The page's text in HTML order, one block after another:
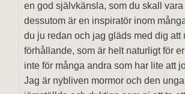
en god självkänsla, som du skall vara
dessutom är en inspiratör inom
du ju redan och jag gläds med dig att
förhållande, som är helt naturligt för
inte för många andra som har lite att
Jag är nybliven mormor och den